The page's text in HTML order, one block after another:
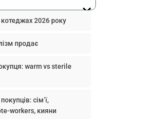
котеджах 2026 року
продає
warm vs sterile
сім’ї,
workers, кияни